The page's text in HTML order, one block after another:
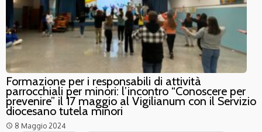
Formazione per i responsabili di attività
parrocchiali per minori: l’incontro “Conoscere per
prevenire” il 17 maggio al Vigilianum con il Servizio
diocesano tutela minori
access_time 8 Maggio 2024